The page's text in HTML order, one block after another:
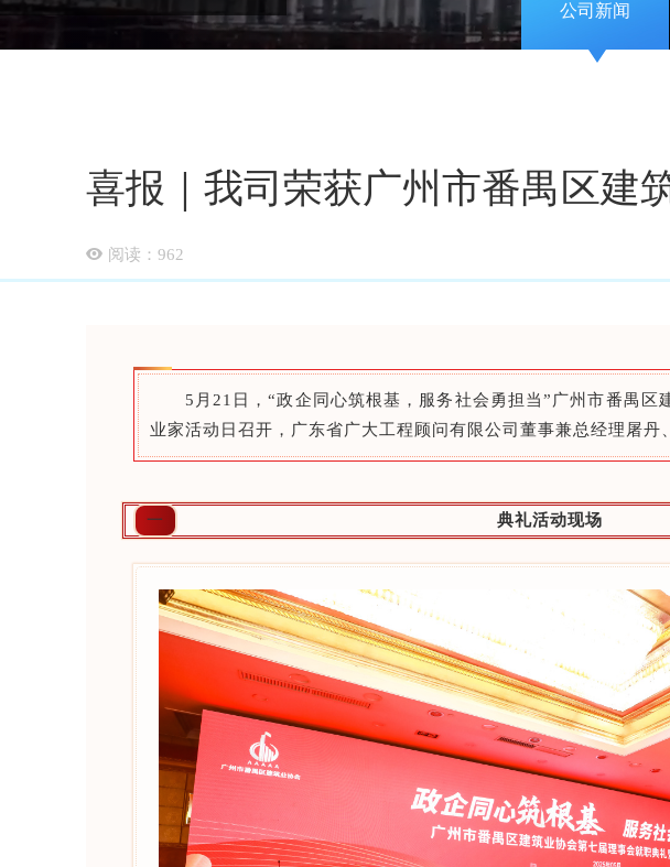
公司新闻
喜报｜我司荣获广州市番禺区建
阅读： 962
5月21日，“政企同心筑根基，服务社会勇担当”广州市番禺区
业家活动日召开，广东省广大工程顾问有限公司董事兼总经理屠丹
一 典礼活动现场